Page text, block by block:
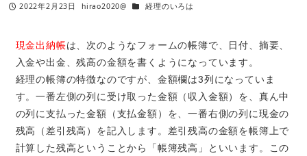
2022年2月23日 hirao2020@ 経理のいろは
現金出納帳は、次のようなフォームの帳簿で、日付、摘要、
入金や出金、残高の金額を書くようになっています。
経理の帳簿の特徴なのですが、金額欄は3列になっていま
す。一番左側の列に受け取った金額（収入金額）を、真ん中
の列に支払った金額（支払金額）を、一番右側の列に現金の
残高（差引残高）を記入します。差引残高の金額を帳簿上で
計算した残高ということから「帳簿残高」といいます。この